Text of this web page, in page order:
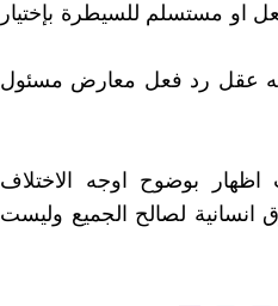
او مستسلم للسيطرة بإختيار
عقل رد فعل معارض مسئول
اظهار بوضوح اوجه الاختلاف
انسانية لصالح الجميع وليست